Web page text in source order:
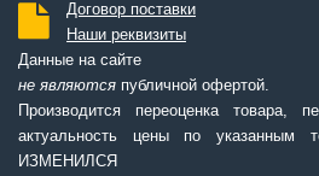
Договор поставки
Наши реквизиты
Данные на сайте
не являются публичной офертой.
Производится переоценка товара,
актуальность цены по
ИЗМЕНИЛСЯ